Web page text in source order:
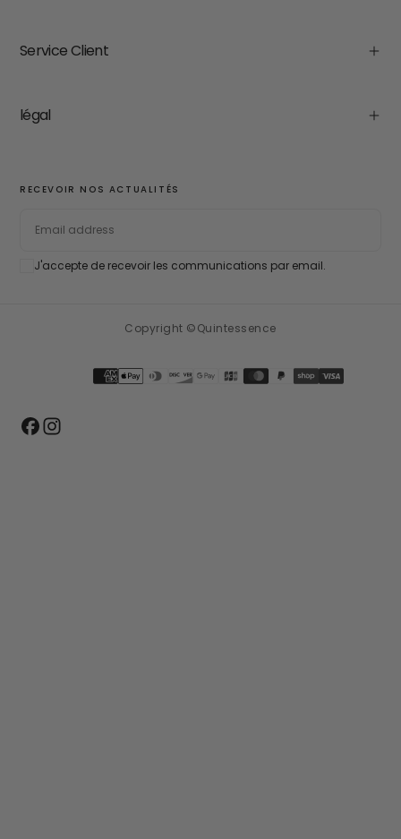
Service Client
légal
RECEVOIR NOS ACTUALITÉS
J'accepte de recevoir les communications par email.
Copyright ©Quintessence
Payment